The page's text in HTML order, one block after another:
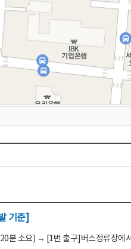
기준]
분 소요) → [1번 출구]버스정류장에